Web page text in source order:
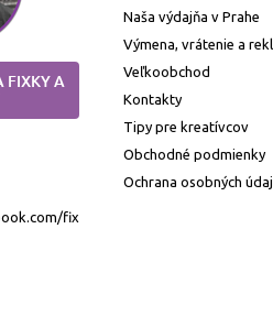
FIXKY A
fix
Naša výdajňa v Prahe
Výmena, vrátenie a
Veľkoobchod
Kontakty
Tipy pre kreatívcov
Obchodné podmienky
Ochrana osobných